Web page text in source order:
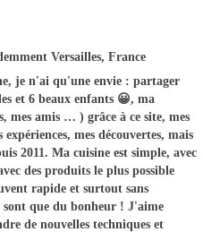
Versailles, France
je n'ai qu'une envie : partager
et 6 beaux enfants 😀, ma
mes amis … ) grâce à ce site, mes
mes découvertes, mais
2011. Ma cuisine est simple, avec
des produits le plus possible
rapide et surtout sans
que du bonheur ! J'aime
de nouvelles techniques et